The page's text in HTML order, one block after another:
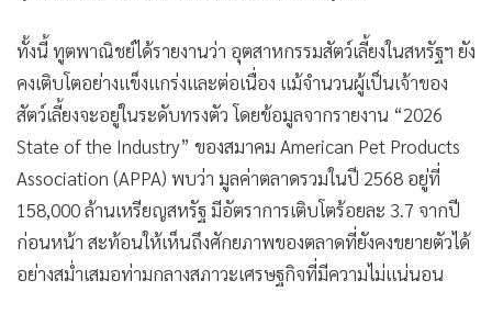
ทั้งนี้ ทูตพาณิชย์ได้รายงานว่า อุตสาหกรรมสัตว์เลี้ยงในสหรัฐฯ ยัง
คงเติบโตอย่างแข็งแกร่งและต่อเนื่อง แม้จำนวนผู้เป็นเจ้าของ
สัตว์เลี้ยงจะอยู่ในระดับทรงตัว โดยข้อมูลจากรายงาน “2026
State of the Industry” ของสมาคม American Pet Products
Association (APPA) พบว่า มูลค่าตลาดรวมในปี 2568 อยู่ที่
158,000 ล้านเหรียญสหรัฐ มีอัตราการเติบโตร้อยละ 3.7 จากปี
ก่อนหน้า สะท้อนให้เห็นถึงศักยภาพของตลาดที่ยังคงขยายตัวได้
อย่างสม่ำเสมอท่ามกลางสภาวะเศรษฐกิจที่มีความไม่แน่นอน